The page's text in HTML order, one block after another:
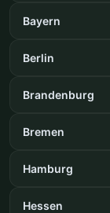
Bayern
Berlin
Brandenburg
Bremen
Hamburg
Hessen